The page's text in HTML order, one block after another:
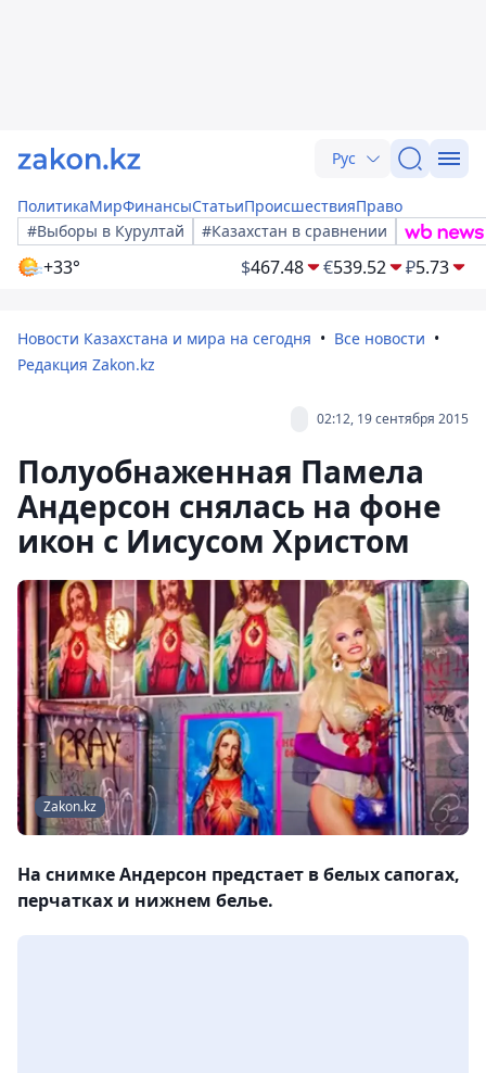
Рус
ПолитикаМирФинансыСтатьиПроисшествияПраво
#Выборы в Курултай
#Казахстан в сравнении
+33° $467.48 €539.52 ₽5.73
Новости Казахстана и мира на сегодня
Все новости
Редакция Zakon.kz
02:12, 19 сентября 2015
Полуобнаженная Памела
Андерсон снялась на фоне
икон с Иисусом Христом
Zakon.kz
На снимке Андерсон предстает в белых сапогах,
перчатках и нижнем белье.